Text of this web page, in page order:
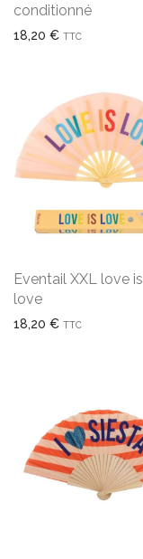
conditionné
18,20 € TTC
Eventail XXL love is
love
18,20 € TTC